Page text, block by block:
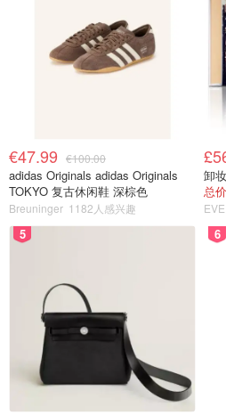
€47.99 €100.00
adidas Originals adidas Originals
TOKYO 复古休闲鞋 深棕色
Breuninger 1182人感兴趣
总
5 6